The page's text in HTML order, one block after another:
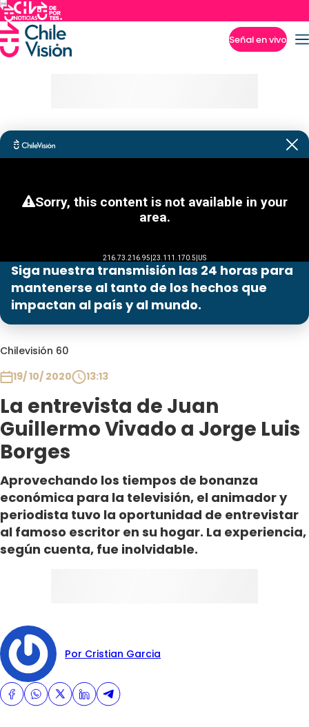
Señal en vivo
Siga nuestra transmisión las 24 horas para
mantenerse al tanto de los hechos que
impactan al país y al mundo.
Chilevisión 60
19/ 10/ 2020
13:13
La entrevista de Juan
Guillermo Vivado a Jorge Luis
Borges
Aprovechando los tiempos de bonanza
económica para la televisión, el animador y
periodista tuvo la oportunidad de entrevistar
al famoso escritor en su hogar. La experiencia,
según cuenta, fue inolvidable.
Por Cristian Garcia
Programas
Club De La Comedia
Contigo en Directo
Plan Perfecto
El Tiempo
Sabingo
Todos Los Programas